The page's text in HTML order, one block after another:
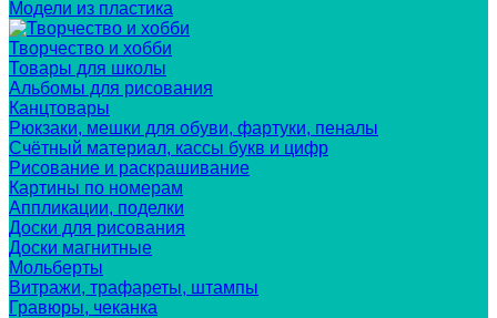
Модели из пластика
Творчество и хобби
Товары для школы
Альбомы для рисования
Канцтовары
Рюкзаки, мешки для обуви, фартуки, пеналы
Счётный материал, кассы букв и цифр
Рисование и раскрашивание
Картины по номерам
Аппликации, поделки
Доски для рисования
Доски магнитные
Мольберты
Витражи, трафареты, штампы
Гравюры, чеканка